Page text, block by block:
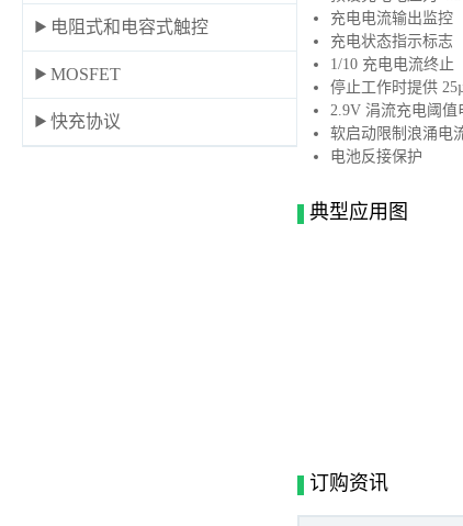
电阻式和电容式触控
MOSFET
快充协议
充电电流输出监控
充电状态指示标志
1/10 充电电流终止
停止工作时提供
2.9V 涓流充电阈值
软启动限制浪涌电
电池反接保护
典型应用图
订购资讯